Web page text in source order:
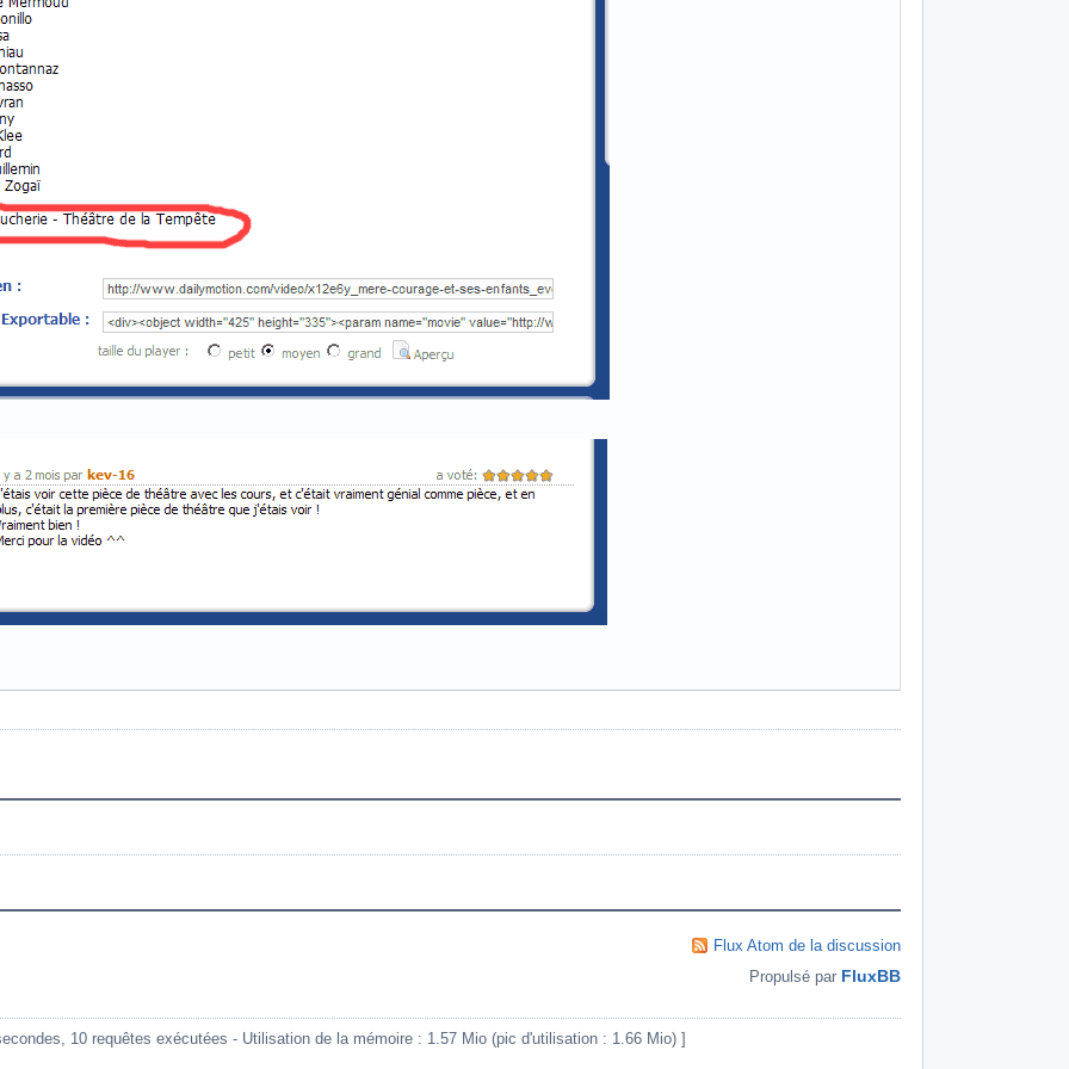
Flux Atom de la discussion
Propulsé par FluxBB
10 requêtes exécutées - Utilisation de la mémoire : 1.57 Mio (pic d'utilisation : 1.66 Mio) ]